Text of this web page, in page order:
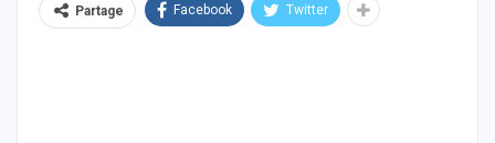
Partage Facebook Twitter